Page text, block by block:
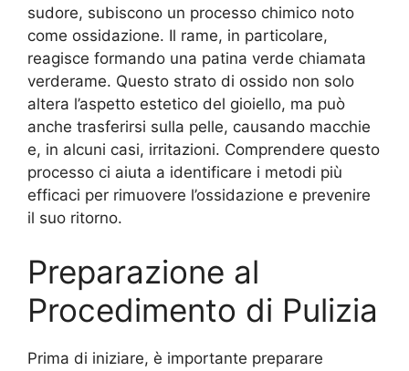
sudore, subiscono un processo chimico noto
come ossidazione. Il rame, in particolare,
reagisce formando una patina verde chiamata
verderame. Questo strato di ossido non solo
altera l’aspetto estetico del gioiello, ma può
anche trasferirsi sulla pelle, causando macchie
e, in alcuni casi, irritazioni. Comprendere questo
processo ci aiuta a identificare i metodi più
efficaci per rimuovere l’ossidazione e prevenire
il suo ritorno.
Preparazione al
Procedimento di Pulizia
Prima di iniziare, è importante preparare